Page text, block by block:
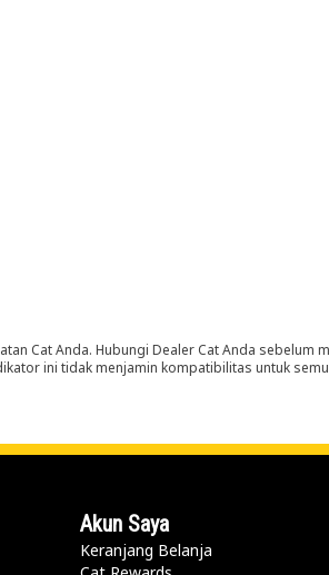
Cat Anda. Hubungi Dealer Cat Anda sebelum
ini tidak menjamin kompatibilitas untuk
Akun Saya
Keranjang Belanja